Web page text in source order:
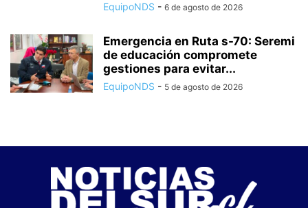
EquipoNDS - 6 de agosto de 2026
Emergencia en Ruta s-70: Seremi
de educación compromete
gestiones para evitar...
EquipoNDS - 5 de agosto de 2026